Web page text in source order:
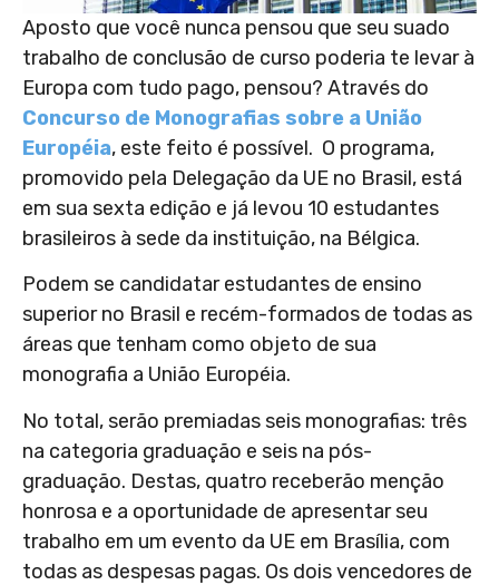
Aposto que você nunca pensou que seu suado
trabalho de conclusão de curso poderia te levar à
Europa com tudo pago, pensou? Através do
Concurso de Monografias sobre a União
Européia, este feito é possível. O programa,
promovido pela Delegação da UE no Brasil, está
em sua sexta edição e já levou 10 estudantes
brasileiros à sede da instituição, na Bélgica.
Podem se candidatar estudantes de ensino
superior no Brasil e recém-formados de todas as
áreas que tenham como objeto de sua
monografia a União Européia.
No total, serão premiadas seis monografias: três
na categoria graduação e seis na pós-
graduação. Destas, quatro receberão menção
honrosa e a oportunidade de apresentar seu
trabalho em um evento da UE em Brasília, com
todas as despesas pagas. Os dois vencedores de